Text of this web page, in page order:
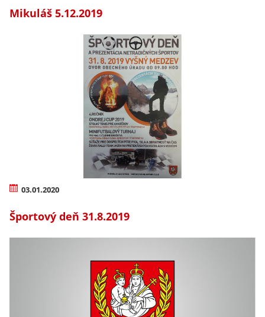
Mikuláš 5.12.2019
03.01.2020
Športový deň 31.8.2019